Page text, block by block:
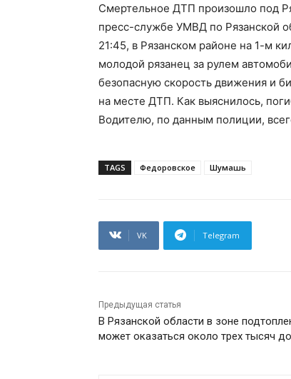
Смертельное ДТП произошло под
пресс-службе УМВД по Рязанской
21:45, в Рязанском районе на 1-м
молодой рязанец за рулем
безопасную скорость движения и
на месте ДТП. Как выяснилось,
Водителю, по данным полиции,
TAGS Федоровское Шумашь
VK Telegram
Предыдущая статья
В Рязанской области в зоне
может оказаться около трех тысяч